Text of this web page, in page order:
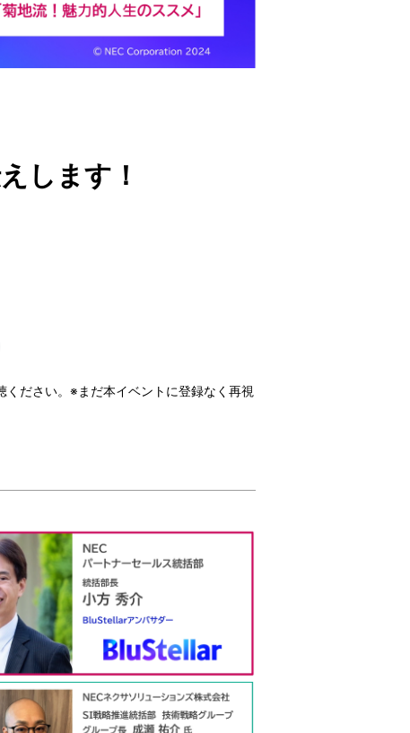
します！
ください。 ※まだ本イベントに登録なく再視